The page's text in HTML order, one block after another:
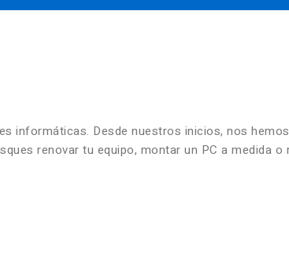
informáticas. Desde nuestros inicios, nos
renovar tu equipo, montar un PC a medida